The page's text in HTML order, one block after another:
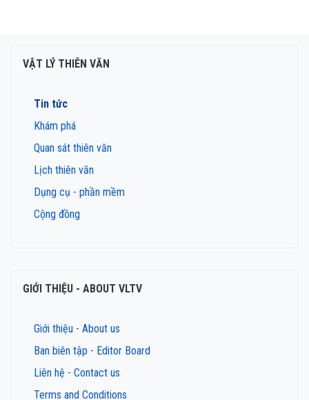
VẬT LÝ THIÊN VĂN
Tin tức
Khám phá
Quan sát thiên văn
Lịch thiên văn
Dụng cụ - phần mềm
Cộng đồng
GIỚI THIỆU - ABOUT VLTV
Giới thiệu - About us
Ban biên tập - Editor Board
Liên hệ - Contact us
Terms and Conditions